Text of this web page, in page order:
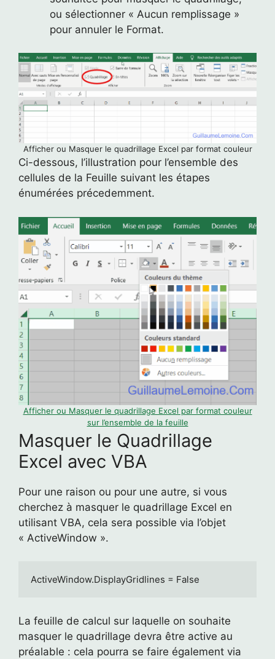
ou sélectionner « Aucun remplissage »
pour annuler le Format.
Afficher ou Masquer le quadrillage Excel par format couleur
Ci-dessous, l’illustration pour l’ensemble des
cellules de la Feuille suivant les étapes
énumérées précedemment.
Afficher ou Masquer le quadrillage Excel par format couleur
sur l’ensemble de la feuille
Masquer le Quadrillage
Excel avec VBA
Pour une raison ou pour une autre, si vous
cherchez à masquer le quadrillage Excel en
utilisant VBA, cela sera possible via l’objet
« ActiveWindow ».
ActiveWindow.DisplayGridlines = False
La feuille de calcul sur laquelle on souhaite
masquer le quadrillage devra être active au
préalable : cela pourra se faire également via